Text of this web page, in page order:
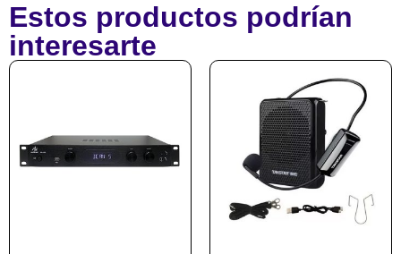
Estos productos podrían
interesarte